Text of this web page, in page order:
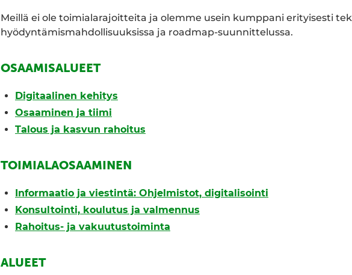
Meillä ei ole toimialarajoitteita ja olemme usein kumppani erityisesti
hyödyntämismahdollisuuksissa ja roadmap-suunnittelussa.
OSAAMISALUEET
Digitaalinen kehitys
Osaaminen ja tiimi
Talous ja kasvun rahoitus
TOIMIALAOSAAMINEN
Informaatio ja viestintä: Ohjelmistot, digitalisointi
Konsultointi, koulutus ja valmennus
Rahoitus- ja vakuutustoiminta
ALUEET